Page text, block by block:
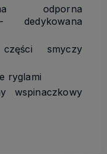
odporna
smyczy
ryglami
wspinaczkowy